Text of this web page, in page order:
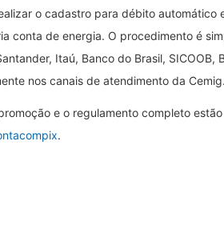
o cadastro para débito automático
conta de energia. O procedimento é
Itaú, Banco do Brasil,
nos canais de atendimento da Cemig.
e o regulamento completo
.